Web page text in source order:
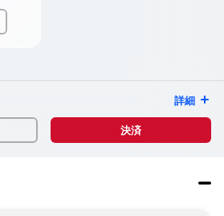
詳細
決済